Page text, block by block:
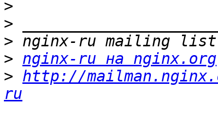
>
>
>
> nginx-ru на nginx.org
> http://
ru